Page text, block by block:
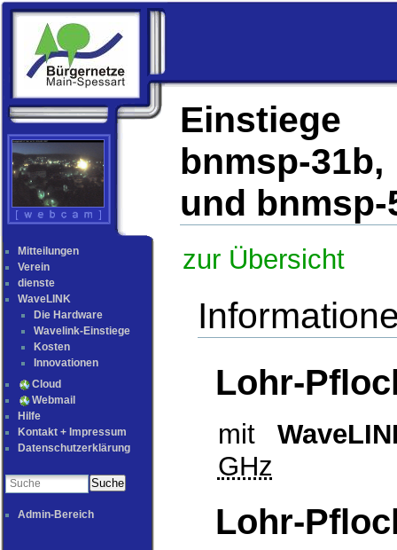
bnmsp-
und bnmsp-
zur Übersicht
Lohr-
mit
GHz
Lohr-
Mitteilungen
Verein
dienste
WaveLINK
Die Hardware
Wavelink-Einstiege
Kosten
Innovationen
Cloud
Webmail
Hilfe
Kontakt + Impressum
Datenschutzerklärung
Suche
Admin-Bereich